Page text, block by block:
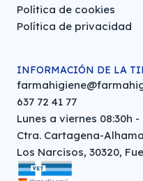
Política de cookies
Política de privacidad
INFORMACIÓN DE LA
637 72 41 77
Lunes a viernes 08:30h -
Ctra. Cartagena-
Los Narcisos, 30320,